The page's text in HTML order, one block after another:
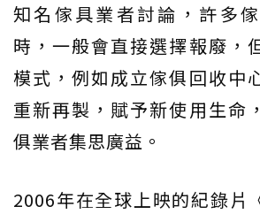
知名傢具業者討論，許多
時，一般會直接選擇報廢，
模式，例如成立傢俱回收中
重新再製，賦予新使用生命
俱業者集思廣益。
2006年在全球上映的紀錄片